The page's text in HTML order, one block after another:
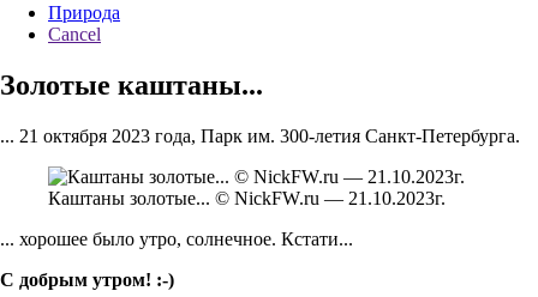
Природа
Cancel
Золотые каштаны...
... 21 октября 2023 года, Парк им. 300-летия Санкт-Петербурга.
Каштаны золотые... © NickFW.ru — 21.10.2023г.
... хорошее было утро, солнечное. Кстати...
С добрым утром! :-)